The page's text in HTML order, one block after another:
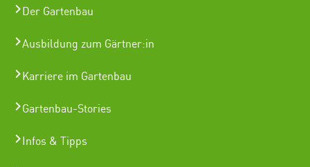
Der Gartenbau
Ausbildung zum Gärtner:in
Karriere im Gartenbau
Gartenbau-Stories
Infos & Tipps